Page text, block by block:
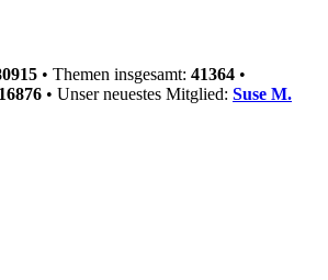
• Themen insgesamt: 41364 •
16876 • Unser neuestes Mitglied: Suse M.